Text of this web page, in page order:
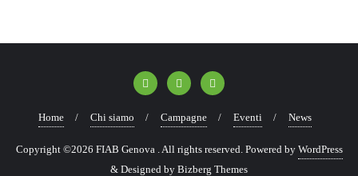
Home Chi siamo Campagne Eventi News
Copyright ©2026 FIAB Genova . All rights reserved. Powered by WordPress
& Designed by Bizberg Themes